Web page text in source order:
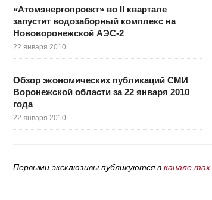
«Атомэнергопроект» во II квартале
запустит водозаборный комплекс на
Нововоронежской АЭС-2
22 января 2010
Обзор экономических публикаций СМИ
Воронежской области за 22 января 2010
года
22 января 2010
Первыми эксклюзивы публикуются в канале